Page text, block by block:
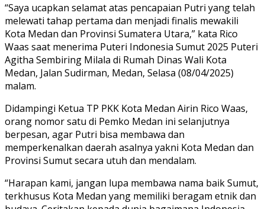
“Saya ucapkan selamat atas pencapaian Putri yang telah
melewati tahap pertama dan menjadi finalis mewakili
Kota Medan dan Provinsi Sumatera Utara,” kata Rico
Waas saat menerima Puteri Indonesia Sumut 2025 Puteri
Agitha Sembiring Milala di Rumah Dinas Wali Kota
Medan, Jalan Sudirman, Medan, Selasa (08/04/2025)
malam.
Didampingi Ketua TP PKK Kota Medan Airin Rico Waas,
orang nomor satu di Pemko Medan ini selanjutnya
berpesan, agar Putri bisa membawa dan
memperkenalkan daerah asalnya yakni Kota Medan dan
Provinsi Sumut secara utuh dan mendalam.
“Harapan kami, jangan lupa membawa nama baik Sumut,
terkhusus Kota Medan yang memiliki beragam etnik dan